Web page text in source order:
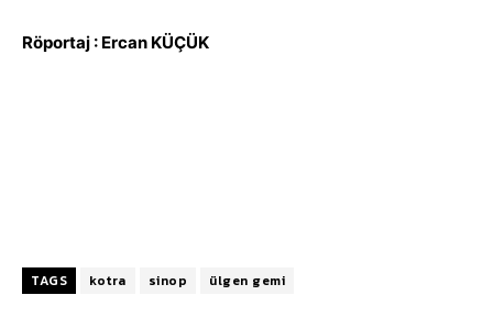
Röportaj : Ercan KÜÇÜK
TAGS kotra sinop ülgen gemi